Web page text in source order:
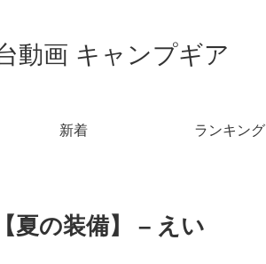
動画 キャンプギア
新着 ランキング
夏の装備】 – えい